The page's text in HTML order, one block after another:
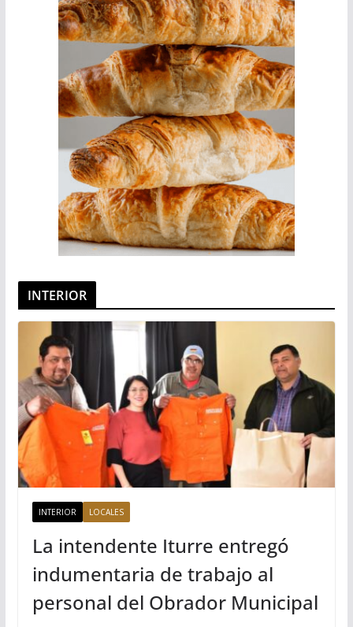
INTERIOR
INTERIOR LOCALES
La intendente Iturre entregó
indumentaria de trabajo al
personal del Obrador Municipal